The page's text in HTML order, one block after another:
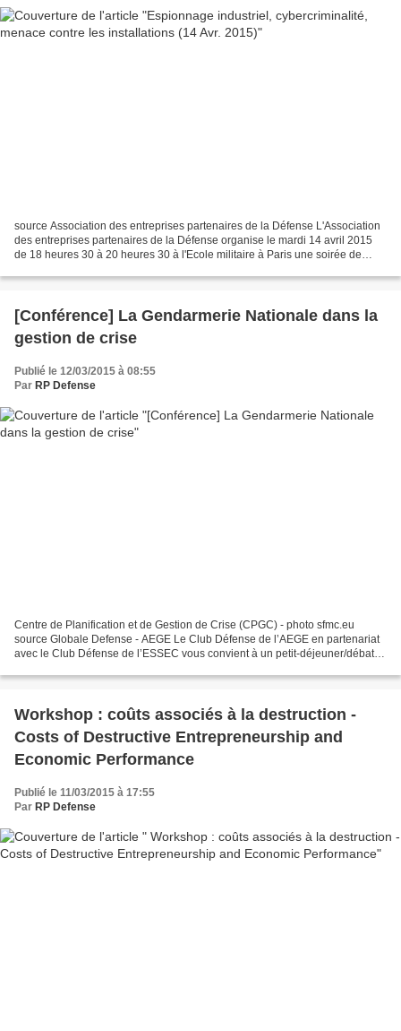
source Association des entreprises partenaires de la Défense L'Association
des entreprises partenaires de la Défense organise le mardi 14 avril 2015
de 18 heures 30 à 20 heures 30 à l'Ecole militaire à Paris une soirée de
[Conférence] La Gendarmerie Nationale dans la
gestion de crise
Publié le 12/03/2015 à 08:55
Par RP Defense
Centre de Planification et de Gestion de Crise (CPGC) - photo sfmc.eu
source Globale Defense - AEGE Le Club Défense de l’AEGE en partenariat
avec le Club Défense de l’ESSEC vous convient à un petit-déjeuner/débat,
Workshop : coûts associés à la destruction -
Costs of Destructive Entrepreneurship and
Economic Performance
Publié le 11/03/2015 à 17:55
Par RP Defense